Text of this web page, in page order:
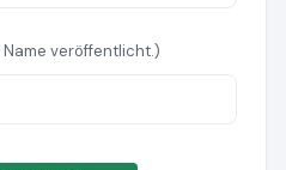
Name veröffentlicht.)